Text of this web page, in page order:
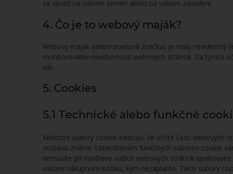
sa spustí na našom serveri alebo na vašom zariadení.
4. Čo je to webový maják?
Webový maják (alebo pixelová značka) je malý
monitorovanie návštevnosti webových stránok. Za týmto
vás.
5. Cookies
5.1 Technické alebo funkčné
Niektoré súbory cookie zaisťujú, že určité časti webových
zostanú známe. Umiestnením funkčných súborov cookie
nemusíte pri návšteve našich webových stránok
vašom nákupnom košíku, kým nezaplatíte. Tieto súbory